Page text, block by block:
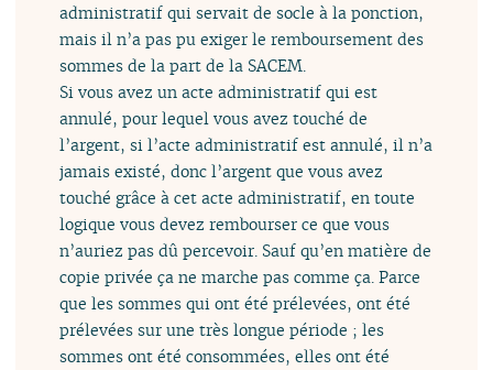
administratif qui servait de socle à la ponction,
mais il n’a pas pu exiger le remboursement des
sommes de la part de la SACEM.
Si vous avez un acte administratif qui est
annulé, pour lequel vous avez touché de
l’argent, si l’acte administratif est annulé, il n’a
jamais existé, donc l’argent que vous avez
touché grâce à cet acte administratif, en toute
logique vous devez rembourser ce que vous
n’auriez pas dû percevoir. Sauf qu’en matière de
copie privée ça ne marche pas comme ça. Parce
que les sommes qui ont été prélevées, ont été
prélevées sur une très longue période ; les
sommes ont été consommées, elles ont été